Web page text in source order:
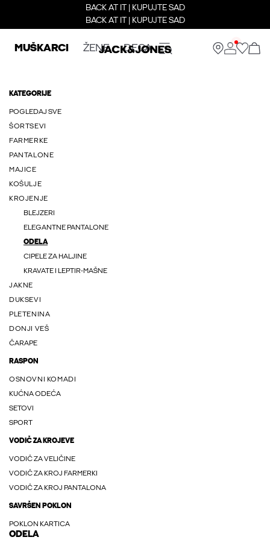
BACK AT IT | KUPUJTE SAD
BACK AT IT | KUPUJTE SAD
MUŠKARCI ŽENE DECA
KATEGORIJE
POGLEDAJ SVE
ŠORTSEVI
FARMERKE
PANTALONE
MAJICE
KOŠULJE
KROJENJE
BLEJZERI
ELEGANTNE PANTALONE
ODELA
CIPELE ZA HALJINE
KRAVATE I LEPTIR-MAŠNE
JAKNE
DUKSEVI
PLETENINA
DONJI VEŠ
ČARAPE
RASPON
OSNOVNI KOMADI
KUĆNA ODEĆA
SETOVI
SPORT
VODIČ ZA KROJEVE
VODIČ ZA VELIČINE
VODIČ ZA KROJ FARMERKI
VODIČ ZA KROJ PANTALONA
SAVRŠEN POKLON
POKLON KARTICA
ODELA